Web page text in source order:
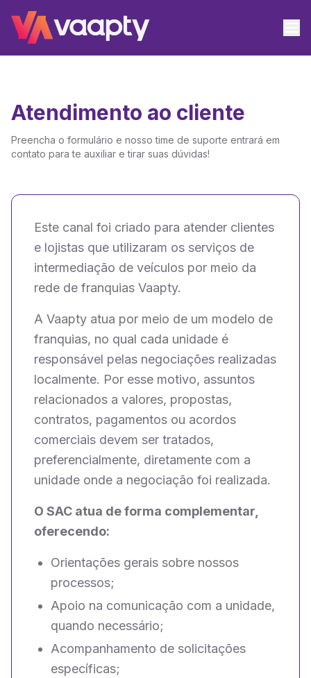
Atendimento ao cliente
Preencha o formulário e nosso time de suporte entrará em
contato para te auxiliar e tirar suas dúvidas!
Este canal foi criado para atender clientes
e lojistas que utilizaram os serviços de
intermediação de veículos por meio da
rede de franquias Vaapty.
A Vaapty atua por meio de um modelo de
franquias, no qual cada unidade é
responsável pelas negociações realizadas
localmente. Por esse motivo, assuntos
relacionados a valores, propostas,
contratos, pagamentos ou acordos
comerciais devem ser tratados,
preferencialmente, diretamente com a
unidade onde a negociação foi realizada.
O SAC atua de forma complementar,
oferecendo:
Orientações gerais sobre nossos
processos;
Apoio na comunicação com a unidade,
quando necessário;
Acompanhamento de solicitações
específicas;